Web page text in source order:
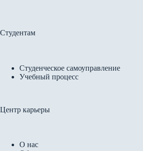
Студентам
Студенческое самоуправление
Учебный процесс
Центр карьеры
О нас